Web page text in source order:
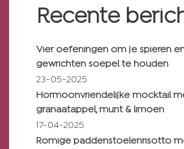
Recente
Vier oefeningen om je spieren
gewrichten soepel te houden
23-05-2025
Hormoonvriendelijke mocktail
granaatappel, munt & limoen
17-04-2025
Romige paddenstoelenrisotto